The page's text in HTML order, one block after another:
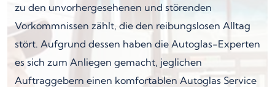
zu den unvorhergesehenen und störenden
Vorkommnissen zählt, die den reibungslosen Alltag
stört. Aufgrund dessen haben die Autoglas-Experten
es sich zum Anliegen gemacht, jeglichen
Auftraggebern einen komfortablen Autoglas Service